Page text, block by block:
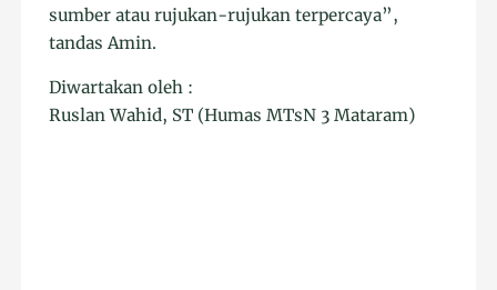
sumber atau rujukan-rujukan terpercaya”,
tandas Amin.
Diwartakan oleh :
Ruslan Wahid, ST (Humas MTsN 3 Mataram)